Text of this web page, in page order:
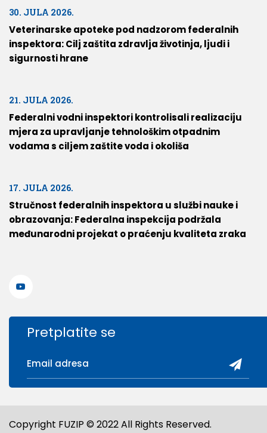
30. JULA 2026.
Veterinarske apoteke pod nadzorom federalnih
inspektora: Cilj zaštita zdravlja životinja, ljudi i
sigurnosti hrane
21. JULA 2026.
Federalni vodni inspektori kontrolisali realizaciju
mjera za upravljanje tehnološkim otpadnim
vodama s ciljem zaštite voda i okoliša
17. JULA 2026.
Stručnost federalnih inspektora u službi nauke i
obrazovanja: Federalna inspekcija podržala
međunarodni projekat o praćenju kvaliteta zraka
Pretplatite se
Copyright FUZIP © 2022 All Rights Reserved.